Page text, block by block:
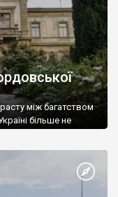
між багатством
більше не